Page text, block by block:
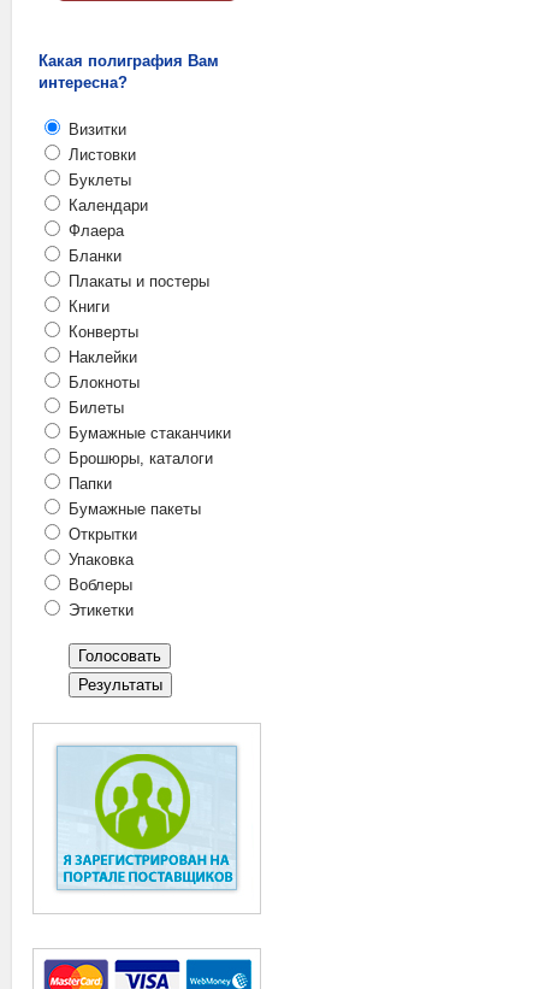
Какая полиграфия Вам
интересна?
Визитки
Листовки
Буклеты
Календари
Флаера
Бланки
Плакаты и постеры
Книги
Конверты
Наклейки
Блокноты
Билеты
Бумажные стаканчики
Брошюры, каталоги
Папки
Бумажные пакеты
Открытки
Упаковка
Воблеры
Этикетки